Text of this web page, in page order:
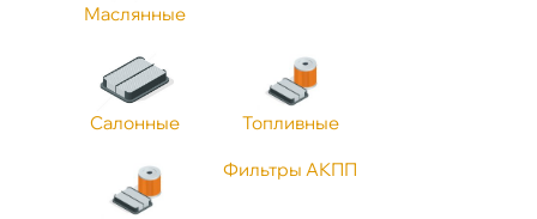
Применение
Стандарт API
Маслянные
Салонные Топливные
Фильтры АКПП